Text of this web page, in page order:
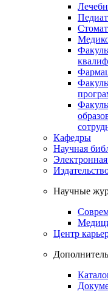
Кафедры
Научная
Научные
Центр